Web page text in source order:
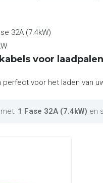
32A (7.4kW)
voor laadpalen
perfect voor het laden van
1 Fase 32A (7.4kW) en